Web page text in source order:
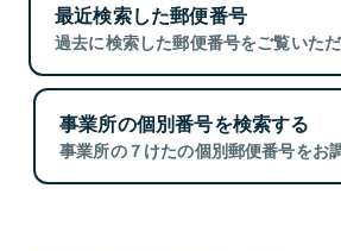
最近検索した郵便番号
過去に検索した郵便番号をご覧いただ
事業所の個別番号を検索する
事業所の７けたの個別郵便番号をお